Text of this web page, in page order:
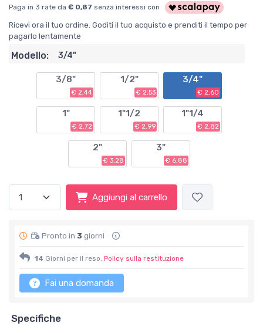
Paga in 3 rate da € 0,87 senza interessi con
Ricevi ora il tuo ordine. Goditi il tuo acquisto e prenditi il tempo per
pagarlo lentamente
Modello: 3/4"
3/8"
€ 2,44
1/2"
€ 2,53
3/4"
€ 2,60
1"
€ 2,72
1"1/2
€ 2,99
1"1/4
€ 2,82
2"
€ 3,28
3"
€ 6,88
Aggiungi al carrello
Pronto in 3 giorni
14 Giorni per il reso. Policy sulla restituzione
Fai una domanda
Specifiche